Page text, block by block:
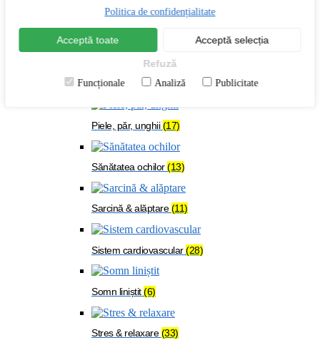
Oase & mușchi
Organism solicitat(108)
Piele, păr, unghii(17)
Sănătatea ochilor(13)
Sarcină & alăptare(11)
Sistem cardiovascular(28)
Somn liniștit(6)
Stres & relaxare(33)
Politica de confidențialitate
Acceptă toate Acceptă selecția
Refuză
Funcționale Analiză Publicitate